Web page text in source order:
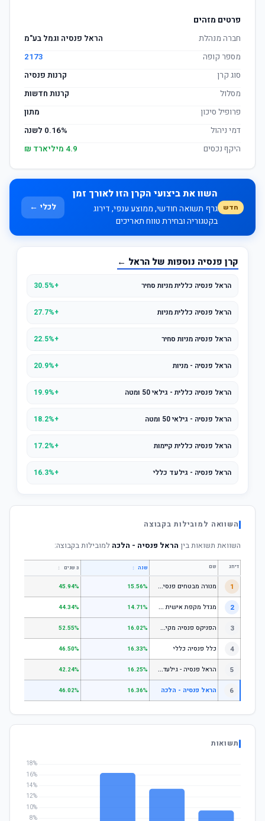
פרטים מזהים
חברה מנהלת
הראל פנסיה וגמל בע"מ
מספר קופה
2173
סוג קרן
קרנות פנסיה
מסלול
קרנות חדשות
פרופיל סיכון
מתון
דמי ניהול
0.16% לשנה
היקף נכסים
4.9 מיליארד ₪
חדש
השוו את ביצועי הקרן הזו לאורך זמן
גרף תשואה חודשי, ממוצע ענפי, דירוג
בקטגוריה ובחירת טווח תאריכים
לכלי ←
קרן פנסיה נוספות של הראל ←
הראל פנסיה כללית מניות סחיר +30.5%
הראל פנסיה כללית מניות +27.7%
הראל פנסיה מניות סחיר +22.5%
הראל פנסיה - מניות +20.9%
הראל פנסיה כללית - גילאי 50 ומטה +19.9%
הראל פנסיה - גילאי 50 ומטה +18.2%
הראל פנסיה כללית קיימות +17.2%
הראל פנסיה - גילעד כללי +16.3%
השוואה למובילות בקבוצה
השוואת תשואות בין הראל פנסיה - הלכה למובילות בקבוצה:
דירוג שם שנה ↕ 3 שנים ↕
1 מ
נורה מבטחים פנסיה - כללי 15.56%
45.94%
2 מ
גדל מקפת אישית כללי 14.71%
44.34%
3 ה
פניקס פנסיה מקיפה - מסלול לבני 50 ומטה 16.02%
52.55%
4 כלל פנסיה כללי 16.33%
46.50%
5 ה
ראל פנסיה - גילעד כללי 16.25%
42.24%
6 הראל פנסיה - הלכה 16.36%
46.02%
תשואות